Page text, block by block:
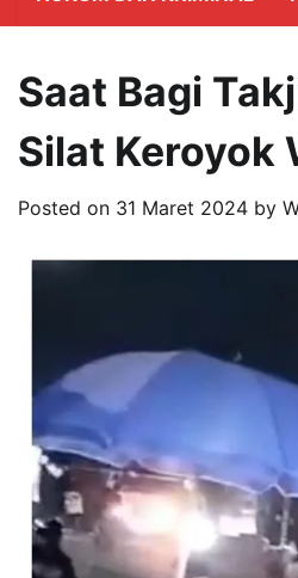
Saat Bagi
Silat Keroyok
Posted on 31 Maret 2024 by